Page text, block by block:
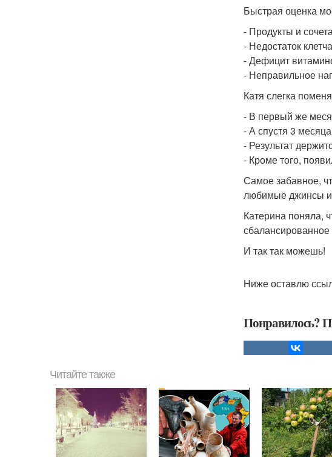
Быстрая оценка
- Продукты и
- Недостаток
- Дефицит
- Неправильное
Катя слегка
- В первый же
- А спустя 3
- Результат
- Кроме того,
Самое забавное,
любимые джинсы и
Катерина поняла,
И так так можешь!
Ниже оставлю
Понравилось?
Читайте также